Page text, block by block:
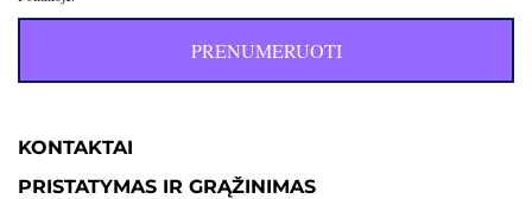
PRENUMERUOTI
KONTAKTAI
PRISTATYMAS IR GRĄŽINIMAS